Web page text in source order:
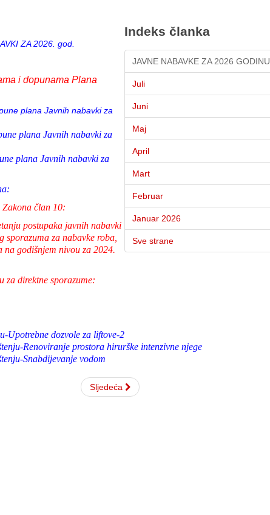
Indeks članka
JAVNE NABAVKE ZA 2026 GODINU
Juli
Juni
Maj
April
Mart
Februar
Januar 2026
Sve strane
ZA 2026. god.
i dopunama Plana
plana Javnih nabavki za
plana Javnih nabavki za
plana Javnih nabavki za
Zakona član 10:
postupaka javnih nabavki
sporazuma za nabavke roba,
na godišnjem nivou za 2024.
za direktne sporazume:
Upotrebne dozvole za liftove-2
Renoviranje prostora hirurške intenzivne njege
Snabdijevanje vodom
Sljedeća